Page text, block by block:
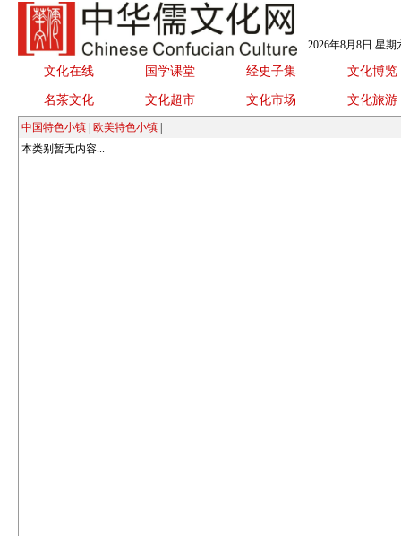
2026年8月8日 星
文化在线 国学课堂 经史子集 文化博览
名茶文化 文化超市 文化市场 文化旅游
中国特色小镇 欧美特色小镇
本类别暂无内容...